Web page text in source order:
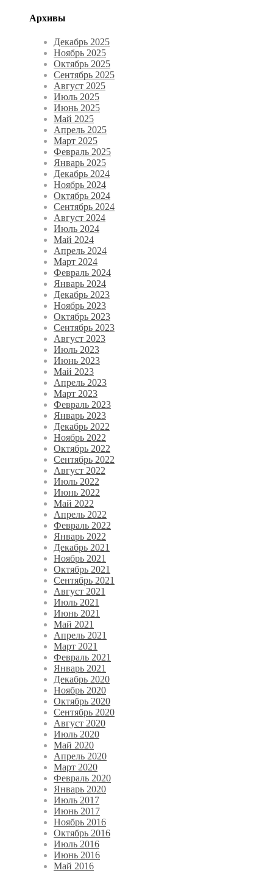
Архивы
Декабрь 2025
Ноябрь 2025
Октябрь 2025
Сентябрь 2025
Август 2025
Июль 2025
Июнь 2025
Май 2025
Апрель 2025
Март 2025
Февраль 2025
Январь 2025
Декабрь 2024
Ноябрь 2024
Октябрь 2024
Сентябрь 2024
Август 2024
Июль 2024
Май 2024
Апрель 2024
Март 2024
Февраль 2024
Январь 2024
Декабрь 2023
Ноябрь 2023
Октябрь 2023
Сентябрь 2023
Август 2023
Июль 2023
Июнь 2023
Май 2023
Апрель 2023
Март 2023
Февраль 2023
Январь 2023
Декабрь 2022
Ноябрь 2022
Октябрь 2022
Сентябрь 2022
Август 2022
Июль 2022
Июнь 2022
Май 2022
Апрель 2022
Февраль 2022
Январь 2022
Декабрь 2021
Ноябрь 2021
Октябрь 2021
Сентябрь 2021
Август 2021
Июль 2021
Июнь 2021
Май 2021
Апрель 2021
Март 2021
Февраль 2021
Январь 2021
Декабрь 2020
Ноябрь 2020
Октябрь 2020
Сентябрь 2020
Август 2020
Июль 2020
Май 2020
Апрель 2020
Март 2020
Февраль 2020
Январь 2020
Июль 2017
Июнь 2017
Ноябрь 2016
Октябрь 2016
Июль 2016
Июнь 2016
Май 2016